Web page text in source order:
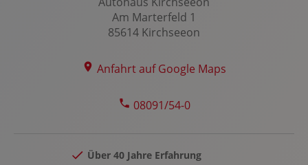
Keyless-Entry/-Go
Kollisionswarnung
Laderaumabdeckung
Am Marterfeld 1
85614 Kirchseeon
Anfahrt auf Google Maps
08091/54-0
Über 40 Jahre Erfahrung